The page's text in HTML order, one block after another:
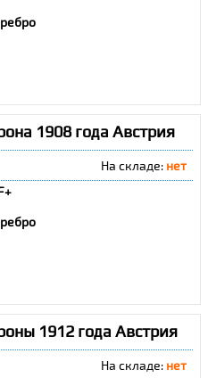
1908 года Австрия
На складе: нет
1912 года Австрия
На складе: нет